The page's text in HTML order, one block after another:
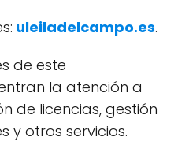
uleiladelcampo.es.
de este
la atención a
de licencias, gestión
y otros servicios.